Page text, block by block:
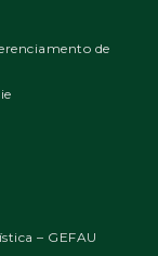
de
– GEFAU